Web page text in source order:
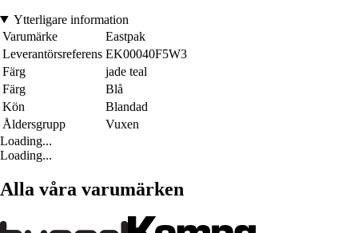
Ytterligare information
Varumärke
Eastpak
Leverantörsreferens EK00040F5W3
Färg
jade teal
Färg
Blå
Kön
Blandad
Åldersgrupp
Vuxen
Loading...
Loading...
Alla våra varumärken